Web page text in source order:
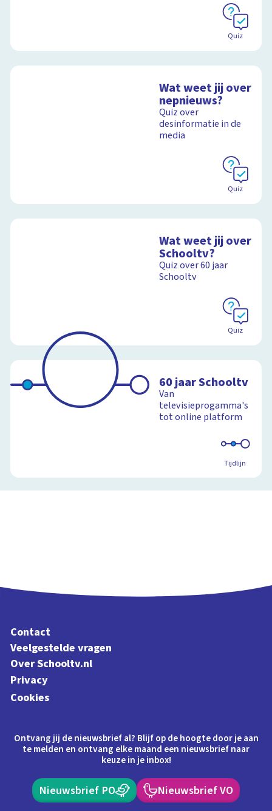
Quiz
Wat weet jij over
nepnieuws?
Quiz over
desinformatie in de
media
Quiz
Wat weet jij over
Schooltv?
Quiz over 60 jaar
Schooltv
Quiz
60 jaar Schooltv
Van
televisieprogamma's
tot online platform
Tijdlijn
Contact
Veelgestelde vragen
Over Schooltv.nl
Privacy
Cookies
Ontvang jij de nieuwsbrief al? Blijf op de hoogte door je aan
te melden en ontvang elke maand een nieuwsbrief naar
keuze in je inbox!
Nieuwsbrief PO Nieuwsbrief VO